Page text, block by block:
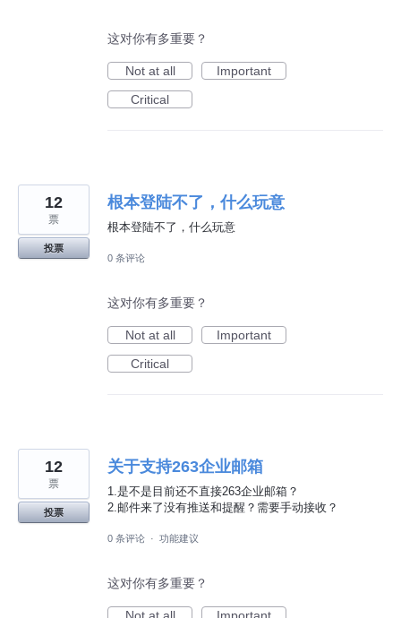
这对你有多重要？
Not at all
Important
Critical
根本登陆不了，什么玩意
根本登陆不了，什么玩意
12
票
投票
0 条评论
这对你有多重要？
Not at all
Important
Critical
关于支持263企业邮箱
1.是不是目前还不直接263企业邮箱？
2.邮件来了没有推送和提醒？需要手动接收？
12
票
投票
0 条评论 · 功能建议
这对你有多重要？